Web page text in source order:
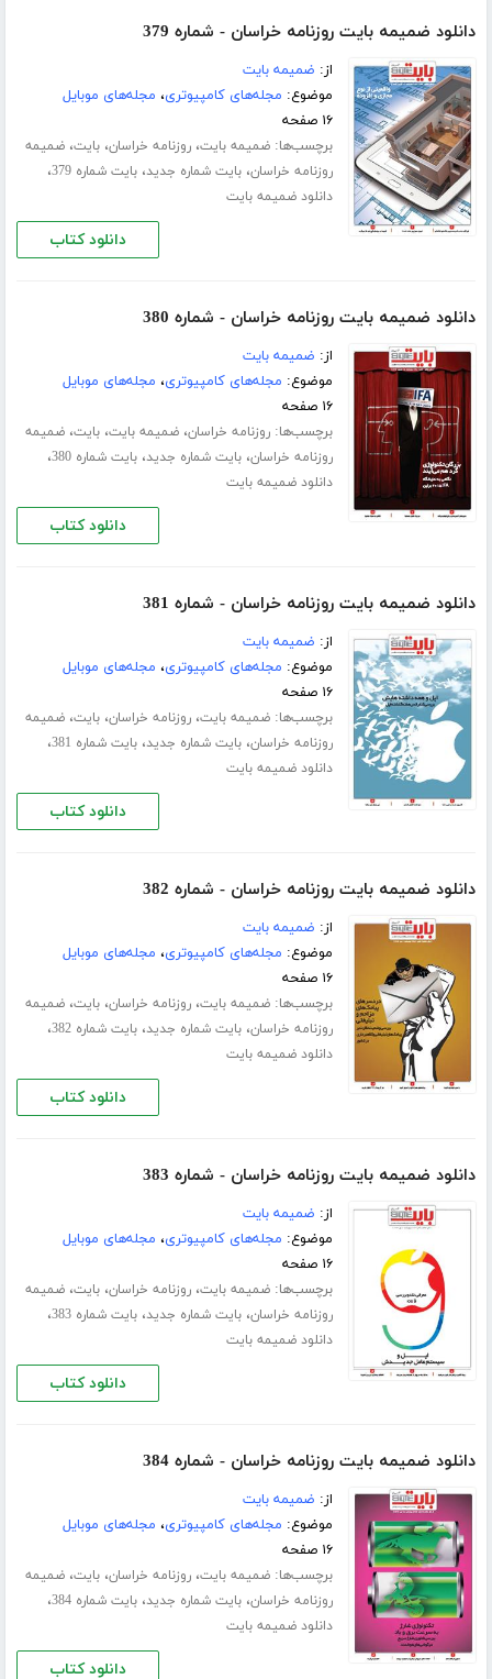
دانلود ضمیمه بایت روزنامه خراسان - شماره 379
از: ضمیمه بایت
موضوع: مجله‌های کامپیوتری، مجله‌های موبایل
۱۶ صفحه
برچسب‌ها:ضمیمه بایت،روزنامه خراسان،بایت،ضمیمه
روزنامه خراسان،بایت شماره جدید،بایت شماره 379 ،
دانلود ضمیمه بایت
دانلود کتاب
دانلود ضمیمه بایت روزنامه خراسان - شماره 380
از: ضمیمه بایت
موضوع: مجله‌های کامپیوتری، مجله‌های موبایل
۱۶ صفحه
برچسب‌ها:روزنامه خراسان،ضمیمه بایت،بایت،ضمیمه
روزنامه خراسان،بایت شماره جدید،بایت شماره 380 ،
دانلود ضمیمه بایت
دانلود کتاب
دانلود ضمیمه بایت روزنامه خراسان - شماره 381
از: ضمیمه بایت
موضوع: مجله‌های کامپیوتری، مجله‌های موبایل
۱۶ صفحه
برچسب‌ها:ضمیمه بایت،روزنامه خراسان،بایت،ضمیمه
روزنامه خراسان،بایت شماره جدید،بایت شماره 381 ،
دانلود ضمیمه بایت
دانلود کتاب
دانلود ضمیمه بایت روزنامه خراسان - شماره 382
از: ضمیمه بایت
موضوع: مجله‌های کامپیوتری، مجله‌های موبایل
۱۶ صفحه
برچسب‌ها:ضمیمه بایت،روزنامه خراسان،بایت،ضمیمه
روزنامه خراسان،بایت شماره جدید،بایت شماره 382 ،
دانلود ضمیمه بایت
دانلود کتاب
دانلود ضمیمه بایت روزنامه خراسان - شماره 383
از: ضمیمه بایت
موضوع: مجله‌های کامپیوتری، مجله‌های موبایل
۱۶ صفحه
برچسب‌ها:ضمیمه بایت،روزنامه خراسان،بایت،ضمیمه
روزنامه خراسان،بایت شماره جدید،بایت شماره 383 ،
دانلود ضمیمه بایت
دانلود کتاب
دانلود ضمیمه بایت روزنامه خراسان - شماره 384
از: ضمیمه بایت
موضوع: مجله‌های کامپیوتری، مجله‌های موبایل
۱۶ صفحه
برچسب‌ها:ضمیمه بایت،روزنامه خراسان،بایت،ضمیمه
روزنامه خراسان،بایت شماره جدید،بایت شماره 384 ،
دانلود ضمیمه بایت
دانلود کتاب